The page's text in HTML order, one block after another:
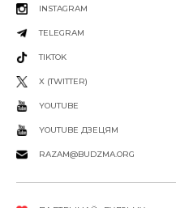
INSTAGRAM
TELEGRAM
TIKTOK
X (TWITTER)
YOUTUBE
YOUTUBE ДЗЕЦЯМ
RAZAM@BUDZMA.ORG